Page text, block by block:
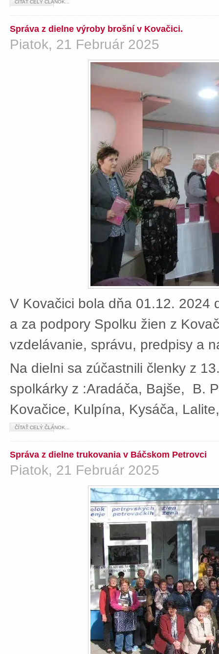
ČÍTAŤ CELÝ ČLÁNOK...
Správa z dielne výroby brošní v Kovačici.
Piatok, 21 Február 2025
V Kovačici bola dňa 01.12. 2024
a za podpory Spolku žien z
vzdelávanie, správu, predpisy a
Na dielni sa zúčastnili členky z
spolkárky z :Aradáča, Bajše, B.
Kovačice, Kulpína, Kysáča,
ČÍTAŤ CELÝ ČLÁNOK...
Správa z dielne trukovania v Báčskom Petrovci
Piatok, 21 Február 2025